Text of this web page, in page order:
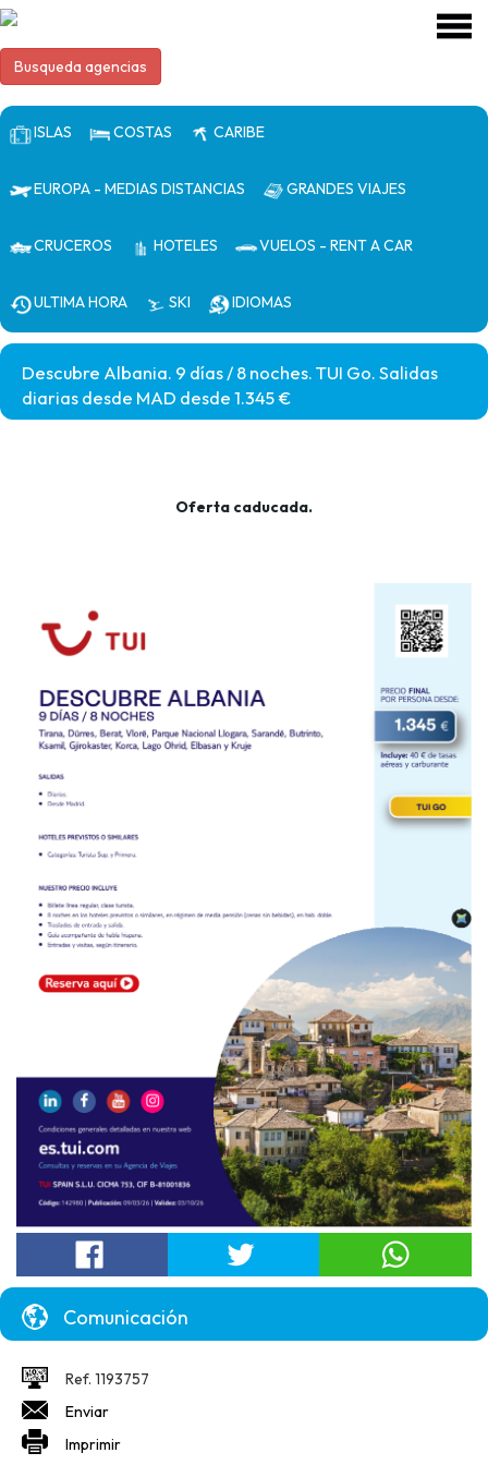
Busqueda agencias
ISLAS COSTAS CARIBE
EUROPA - MEDIAS DISTANCIAS GRANDES VIAJES
CRUCEROS HOTELES VUELOS - RENT A CAR
ULTIMA HORA SKI IDIOMAS
Descubre Albania. 9 días / 8 noches. TUI Go. Salidas
diarias desde MAD desde 1.345 €
Oferta caducada.
Comunicación
Ref. 1193757
Enviar
Imprimir